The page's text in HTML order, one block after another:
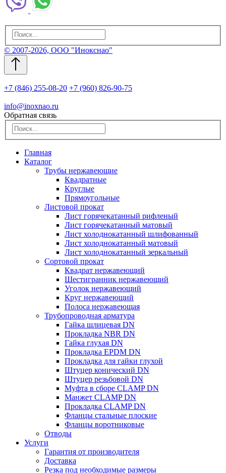
© 2007-2026, ООО "Инокснао"
+7 (846) 255-08-20 +7 (960) 826-90-75
info@inoxnao.ru
Обратная связь
Главная
Каталог
Трубы нержавеющие
Квадратные
Круглые
Прямоугольные
Листовой прокат
Лист горячекатанный рифленый
Лист горячекатанный матовый
Лист холоднокатанный шлифованный
Лист холоднокатанный матовый
Лист холоднокатанный зеркальный
Сортовой прокат
Квадрат нержавеющий
Шестигранник нержавеющий
Уголок нержавеющий
Круг нержавеющий
Полоса нержавеющая
Трубопроводная арматура
Гайка шлицевая DN
Прокладка NBR DN
Гайка глухая DN
Прокладка EPDM DN
Прокладка для гайки глухой
Штуцер конический DN
Штуцер резьбовой DN
Муфта в сборе CLAMP DN
Манжет CLAMP DN
Прокладка CLAMP DN
Фланцы стальные плоские
Фланцы воротниковые
Отводы
Услуги
Гарантия от производителя
Доставка
Резка под необходимые размеры